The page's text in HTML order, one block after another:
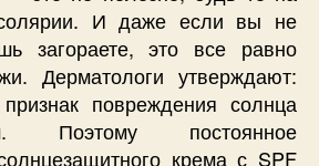
И даже если вы не
загораете, это все равно
Дерматологи утверждают:
повреждения солнца
Поэтому постоянное
крема с SPF